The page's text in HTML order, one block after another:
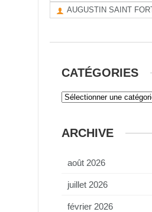
AUGUSTIN SAINT
CATÉGORIES
ARCHIVE
août 2026
juillet 2026
février 2026